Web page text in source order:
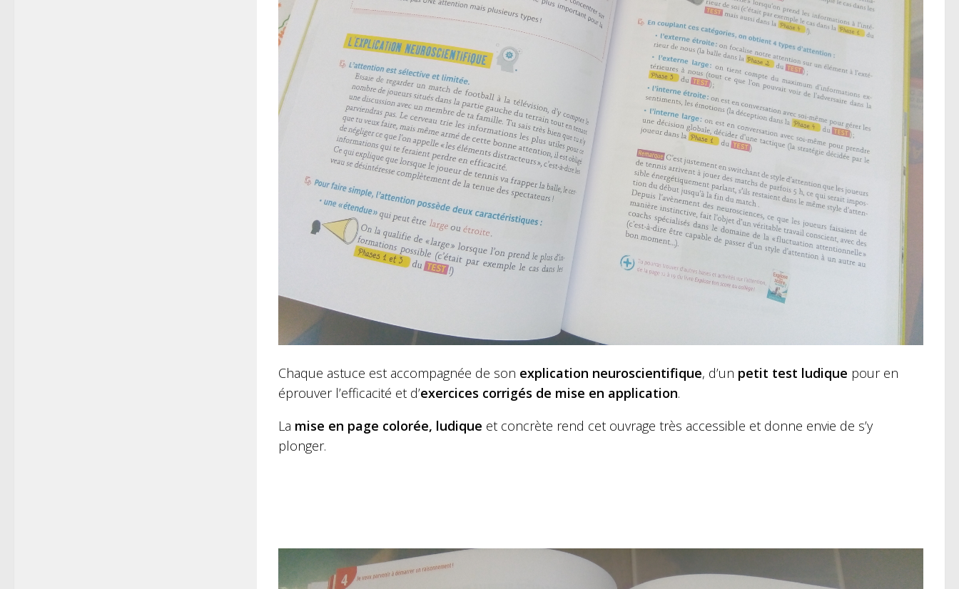
Chaque astuce est accompagnée de son explication neuroscientifique, d’un petit test ludique pour en
éprouver l’efficacité et d’exercices corrigés de mise en application.
La mise en page colorée, ludique et concrète rend cet ouvrage très accessible et donne envie de s’y
plonger.